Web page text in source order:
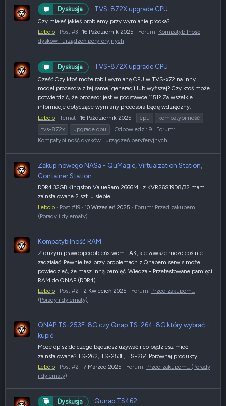
Dyskusja TVS-872X upgrade CPU
Czy miałeś jakieś problemy przy wymianie procka?
Lebcio
Post #3 16 Październik 2025 Forum: Kompatybilność
dysków i urządzeń peryferyjnych
Dyskusja TVS-872X upgrade CPU
Cześć Czy ktoś może robił wymianę CPU w TVS-x72 na inny
model procesora z tej samej generacji lub wyższej? Czy ktoś może
potwierdzić, że procesor jest w podstawce 1151? Za wszelkie
informacje dotyczące wymiany procesora będę wdzięczny.
Lebcio
Temat 16 Październik 2025 cpu
kompatybilność
tvs-872x
upgrade cpu Odpowiedzi: 9
Forum:
Kompatybilność dysków i urządzeń peryferyjnych
Zakup nowego NASa - QuMagie, Virtualzation Station,
Container Station
DDR4 32GB Kingston ValueRam 2666MHz KVR26S19D8/32 mam
zainstalowane 2 szt. u siebie.
Lebcio
Post #19 10 Wrzesień 2025 Forum: Przed zakupem...
(Porady i dylematy)
Kompatybilność RAM
Z dużym prawdopodobieństwem TAK, ale zawsze może coś nie
zadziałać. Pewnie też przy problemach z Qnapem serwis może
powiedzieć, że masz inną pamięć. Wiedza - Przetestowane pamięci
RAM do QNAP (DDR4)
Lebcio
Post #2 2 Kwiecień 2025 Forum: Przed zakupem...
(Porady i dylematy)
QNAP TS-253E-8G czy Qnap TS-264-8G który wybrać -
kupić
Może opisz do czego będziesz używać i co będziesz mieć
zainstalowane? TS-262, TS-253E, TS-264 Porównaj produkty
Lebcio
Post #2 7 Marzec 2025 Forum: Przed zakupem... (Porady
i dylematy)
Dyskusja Qunap TS462